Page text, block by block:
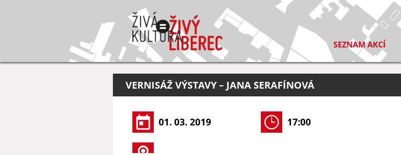
SEZNAM AKCÍ
VERNISÁŽ VÝSTAVY – JANA SERAFÍNOVÁ
01. 03. 2019 17:00